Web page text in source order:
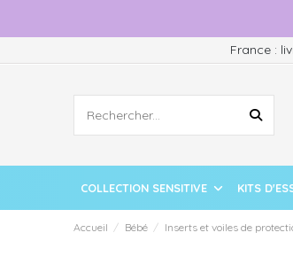
France :
COLLECTION SENSITIVE KITS
Accueil Bébé Inserts et voiles de